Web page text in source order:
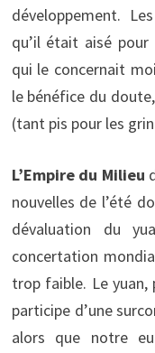
développement.
qu’il était aisé
qui le concernait
le bénéfice du
(tant pis pour les
L’Empire du Milieu
nouvelles de l’été
dévaluation du
concertation
trop faible. Le
participe d’une
alors que notre